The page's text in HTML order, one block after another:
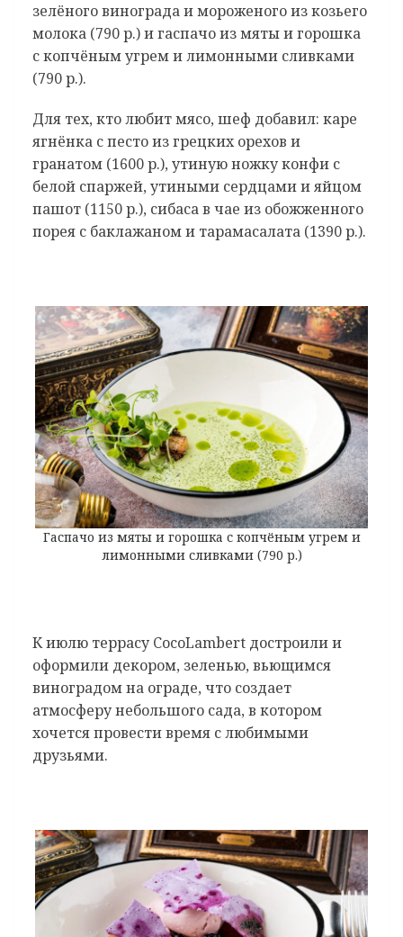
зелёного винограда и мороженого из козьего
молока (790 р.) и гаспачо из мяты и горошка
с копчёным угрем и лимонными сливками
(790 р.).
Для тех, кто любит мясо, шеф добавил: каре
ягнёнка с песто из грецких орехов и
гранатом (1600 р.), утиную ножку конфи с
белой спаржей, утиными сердцами и яйцом
пашот (1150 р.), сибаса в чае из обожженного
порея с баклажаном и тарамасалата (1390 р.).
Гаспачо из мяты и горошка с копчёным угрем и
лимонными сливками (790 р.)
К июлю террасу CocoLambert достроили и
оформили декором, зеленью, вьющимся
виноградом на ограде, что создает
атмосферу небольшого сада, в котором
хочется провести время с любимыми
друзьями.